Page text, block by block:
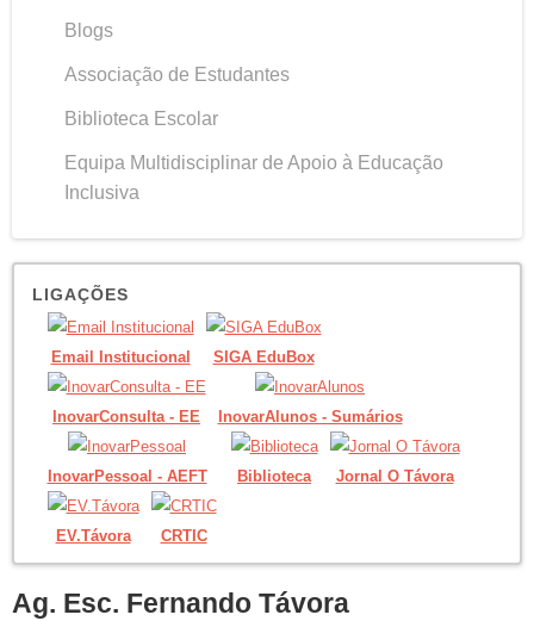
Blogs
Associação de Estudantes
Biblioteca Escolar
Equipa Multidisciplinar de Apoio à Educação
Inclusiva
LIGAÇÕES
Email Institucional SIGA EduBox
InovarConsulta - EE InovarAlunos - Sumários
InovarPessoal - AEFT Biblioteca Jornal O Távora
EV.Távora CRTIC
Ag. Esc. Fernando Távora